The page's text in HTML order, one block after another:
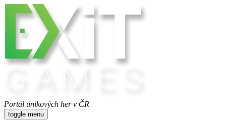
Portál únikových her v ČR
toggle menu